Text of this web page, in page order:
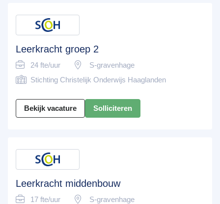
Leerkracht groep 2
24 fte/uur
S-gravenhage
Stichting Christelijk Onderwijs Haaglanden
Bekijk vacature Solliciteren
Leerkracht middenbouw
17 fte/uur
S-gravenhage